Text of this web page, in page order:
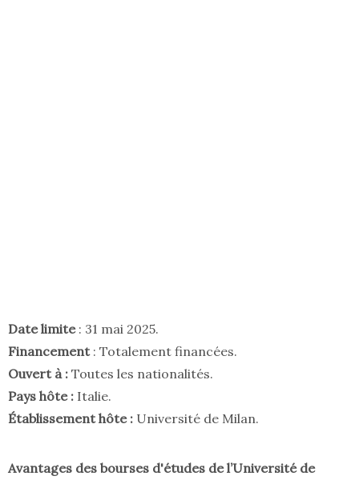
Date limite : 31 mai 2025.
Financement : Totalement financées.
Ouvert à : Toutes les nationalités.
Pays hôte : Italie.
Établissement hôte : Université de Milan.
Avantages des bourses d'études de l’Université de